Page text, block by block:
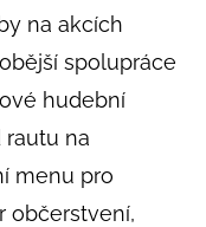
na akcích
spolupráce
hudební
rautu na
menu pro
občerstvení,